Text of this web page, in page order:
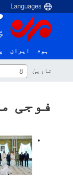
ہوم ایران
تاریخ 8
فوجی